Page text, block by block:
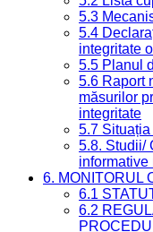
5.3
5.4
integritate
5.5 Planul
5.6 Raport
măsurilor
integritate
5.7
5.8. Studii/
informative
6. MONITORUL
6.1
6.2